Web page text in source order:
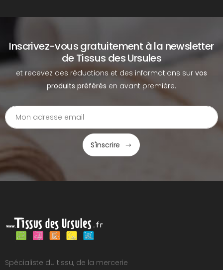
Inscrivez-vous gratuitement à la newsletter
de Tissus des Ursules
et recevez des réductions et des informations sur vos
produits préférés en avant première.
S'inscrire
Spécialiste du tissu, de la mercerie